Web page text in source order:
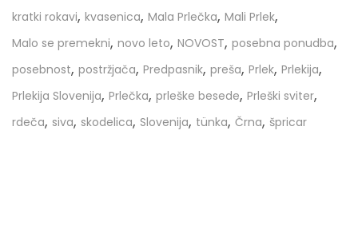
kratki rokavi, kvasenica, Mala Prlečka, Mali Prlek,
Malo se premekni, novo leto, NOVOST, posebna ponudba,
posebnost, postržjača, Predpasnik, preša, Prlek, Prlekija,
Prlekija Slovenija, Prlečka, prleške besede, Prleški sviter,
rdeča, siva, skodelica, Slovenija, tünka, Črna, špricar